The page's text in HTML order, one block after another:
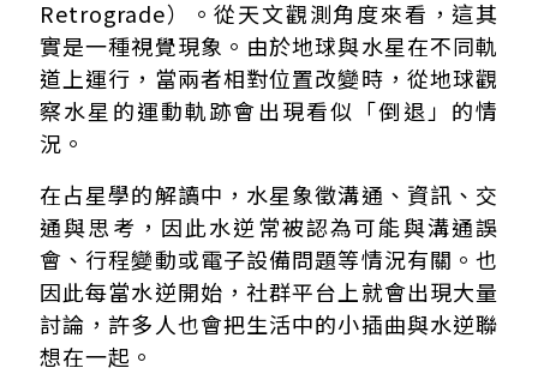
Retrograde）。從天文觀測角度來看，這其
實是一種視覺現象。由於地球與水星在不同軌
道上運行，當兩者相對位置改變時，從地球觀
察水星的運動軌跡會出現看似「倒退」的情
況。
在占星學的解讀中，水星象徵溝通、資訊、交
通與思考，因此水逆常被認為可能與溝通誤
會、行程變動或電子設備問題等情況有關。也
因此每當水逆開始，社群平台上就會出現大量
討論，許多人也會把生活中的小插曲與水逆聯
想在一起。